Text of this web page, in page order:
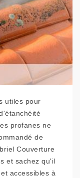
utiles pour
profanes ne
de
Couverture
et sachez qu'il
accessibles à